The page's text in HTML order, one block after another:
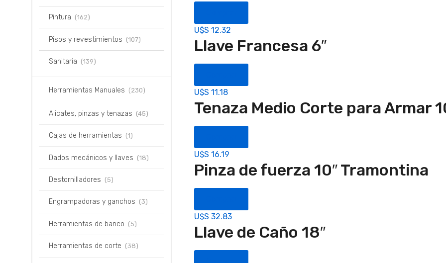
U$S 12.32
Llave Francesa 6″
U$S 11.18
Tenaza Medio Corte para Armar
U$S 16.19
Pinza de fuerza 10″ Tramontina
U$S 32.83
Llave de Caño 18″
Pintura (162)
Pisos y revestimientos (107)
Sanitaria (139)
Herramientas Manuales (230)
Alicates, pinzas y tenazas (45)
Cajas de herramientas (1)
Dados mecánicos y llaves (18)
Destornilladores (5)
Engrampadoras y ganchos (3)
Herramientas de banco (5)
Herramientas de corte (38)